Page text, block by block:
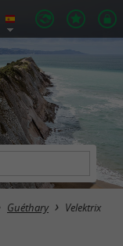
Guéthary Velektrix